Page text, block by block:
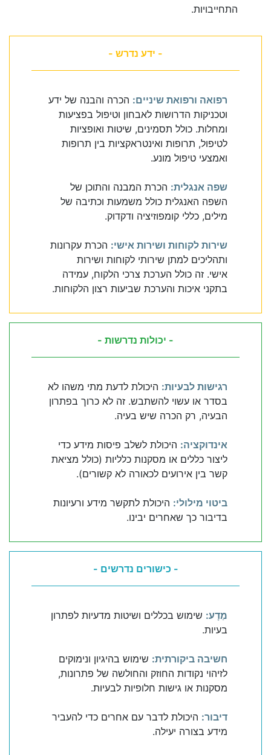
התחייבויות.
- ידע נדרש -
רפואה ורפואת שיניים: הכרה והבנה של ידע
וטכניקות הדרושות לאבחון וטיפול בפציעות
ומחלות. כולל תסמינים, שיטות ואופציות
לטיפול, תרופות ואינטראקציות בין תרופות
ואמצעי טיפול מונע.
שפה אנגלית: הכרת המבנה והתוכן של
השפה האנגלית כולל משמעות וכתיבה של
מילים, כללי קומפוזיציה ודקדוק.
שירות לקוחות ושירות אישי: הכרת עקרונות
ותהליכים למתן שירותי לקוחות ושירות
אישי. זה כולל הערכת צרכי הלקוח, עמידה
בתקני איכות והערכת שביעות רצון הלקוחות.
- יכולות נדרשות -
רגישות לבעיות: היכולת לדעת מתי משהו לא
בסדר או עשוי להשתבש. זה לא כרוך בפתרון
הבעיה, רק הכרה שיש בעיה.
אינדוקציה: היכולת לשלב פיסות מידע כדי
ליצור כללים או מסקנות כלליות (כולל מציאת
קשר בין אירועים לכאורה לא קשורים).
ביטוי מילולי: היכולת לתקשר מידע ורעיונות
בדיבור כך שאחרים יבינו.
- כישורים נדרשים -
מַדָע: שימוש בכללים ושיטות מדעיות לפתרון
בעיות.
חשיבה ביקורתית: שימוש בהיגיון ונימוקים
לזיהוי נקודות החוזק והחולשה של פתרונות,
מסקנות או גישות חלופיות לבעיות.
דיבור: היכולת לדבר עם אחרים כדי להעביר
מידע בצורה יעילה.